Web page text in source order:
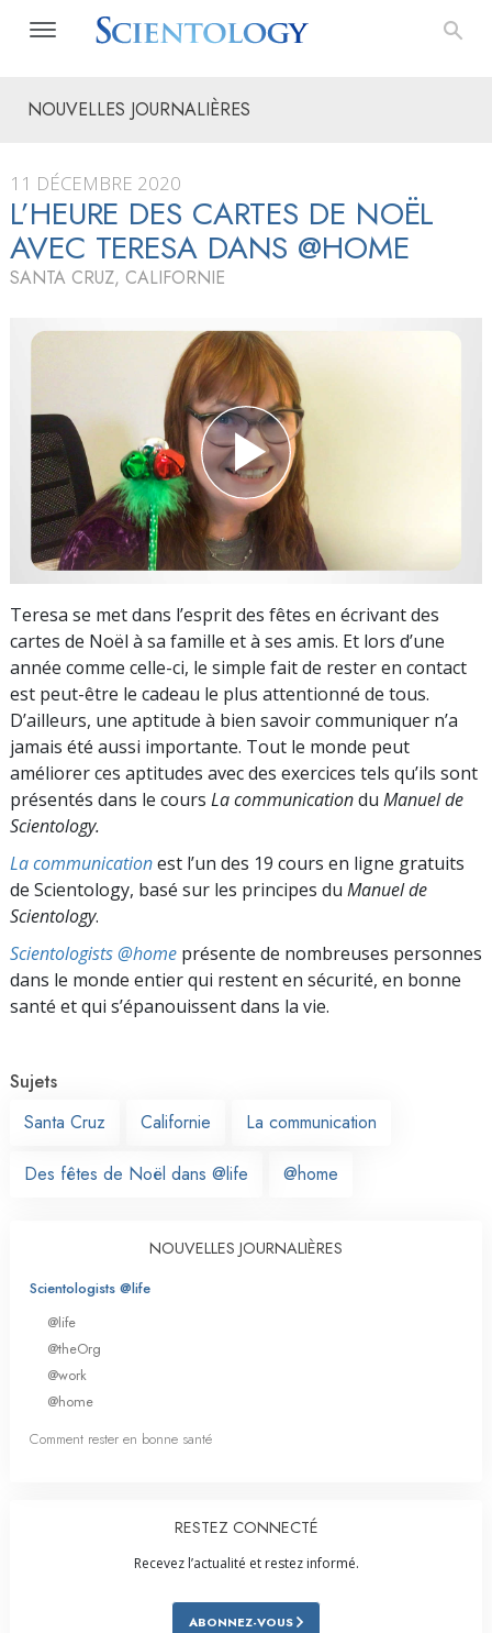
NOUVELLES JOURNALIÈRES
11 DÉCEMBRE 2020
L’HEURE DES CARTES DE NOËL
AVEC TERESA DANS @HOME
SANTA CRUZ, CALIFORNIE
Teresa se met dans l’esprit des fêtes en écrivant des
cartes de Noël à sa famille et à ses amis. Et lors d’une
année comme celle-ci, le simple fait de rester en contact
est peut-être le cadeau le plus attentionné de tous.
D’ailleurs, une aptitude à bien savoir communiquer n’a
jamais été aussi importante. Tout le monde peut
améliorer ces aptitudes avec des exercices tels qu’ils sont
présentés dans le cours La communicationdu Manuel de
Scientology.
La communicationest l’un des 19 cours en ligne gratuits
de Scientology, basé sur les principes du Manuel de
Scientology.
Scientologists @home présente de nombreuses personnes
dans le monde entier qui restent en sécurité, en bonne
santé et qui s’épanouissent dans la vie.
Sujets
Santa Cruz
Californie La communication
Des fêtes de Noël dans @life @home
NOUVELLES JOURNALIÈRES
Scientologists @life
@life
@theOrg
@work
@home
Comment rester en bonne santé
RESTEZ CONNECTÉ
Recevez l’actualité et restez informé.
ABONNEZ-VOUS